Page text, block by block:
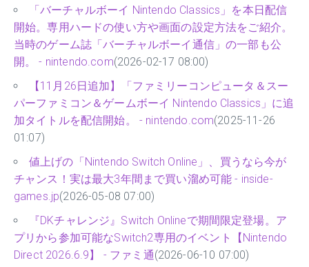
「バーチャルボーイ Nintendo Classics」を本日配信
開始。専用ハードの使い方や画面の設定方法をご紹介。
当時のゲーム誌「バーチャルボーイ通信」の一部も公
開。 - nintendo.com(2026-02-17 08:00)
【11月26日追加】「ファミリーコンピュータ＆スー
パーファミコン＆ゲームボーイ Nintendo Classics」に追
加タイトルを配信開始。 - nintendo.com(2025-11-26
01:07)
値上げの「Nintendo Switch Online」、買うなら今が
チャンス！実は最大3年間まで買い溜め可能 - inside-
games.jp(2026-05-08 07:00)
『DKチャレンジ』Switch Onlineで期間限定登場。ア
プリから参加可能なSwitch2専用のイベント【Nintendo
Direct 2026.6.9】 - ファミ通(2026-06-10 07:00)